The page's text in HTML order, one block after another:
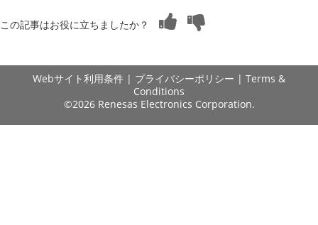
この記事はお役に立ちましたか？
Webサイト利用条件 | プライバシーポリシー | Terms &
Conditions
©2026 Renesas Electronics Corporation.